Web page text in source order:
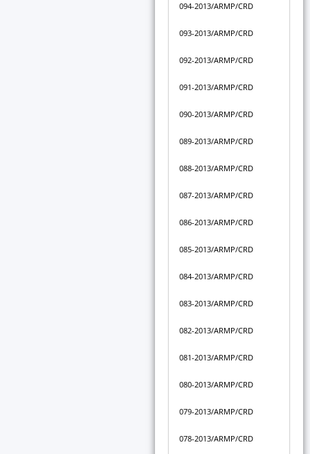
094-2013/ARMP/CRD
093-2013/ARMP/CRD
092-2013/ARMP/CRD
091-2013/ARMP/CRD
090-2013/ARMP/CRD
089-2013/ARMP/CRD
088-2013/ARMP/CRD
087-2013/ARMP/CRD
086-2013/ARMP/CRD
085-2013/ARMP/CRD
084-2013/ARMP/CRD
083-2013/ARMP/CRD
082-2013/ARMP/CRD
081-2013/ARMP/CRD
080-2013/ARMP/CRD
079-2013/ARMP/CRD
078-2013/ARMP/CRD